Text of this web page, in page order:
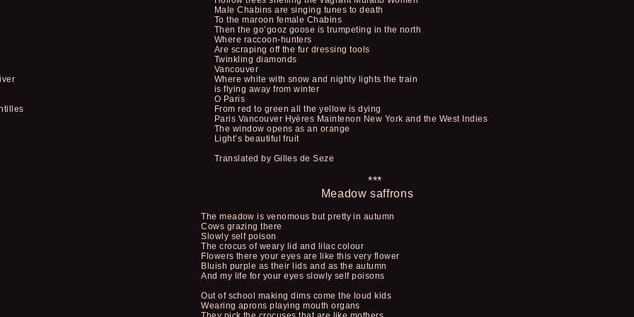
Male Chabins are singing tunes to death
To the maroon female Chabins
Then the go’gooz goose is trumpeting in the north
Where raccoon-hunters
Are scraping off the fur dressing tools
Twinkling diamonds
Vancouver
Where white with snow and nighty lights the train
is flying away from winter
O Paris
From red to green all the yellow is dying
Paris Vancouver Hyères Maintenon New York and the West Indies
The window opens as an orange
Light’s beautiful fruit
Translated by Gilles de Seze
***
Meadow saffrons
The meadow is venomous but pretty in autumn
Cows grazing there
Slowly self poison
The crocus of weary lid and lilac colour
Flowers there your eyes are like this very flower
Bluish purple as their lids and as the autumn
And my life for your eyes slowly self poisons
Out of school making dims come the loud kids
Wearing aprons playing mouth organs